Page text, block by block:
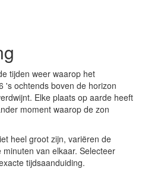
tijden weer waarop het
's ochtends boven de horizon
Elke plaats op aarde heeft
moment waarop de zon
heel groot zijn, variëren de
van elkaar. Selecteer
tijdsaanduiding.